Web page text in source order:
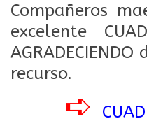
Compañeros
excelente
recurso.
➪